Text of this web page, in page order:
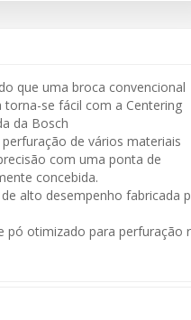
que uma broca convencional
torna-se fácil com a Centering
da Bosch
de vários materiais
com uma ponta de
concebida.
alto desempenho fabricada
pó otimizado para perfuração